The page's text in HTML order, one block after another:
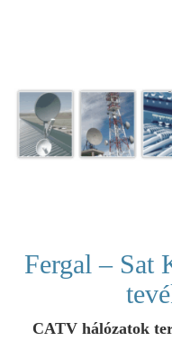
Fergal – Sat
CATV hálózatok